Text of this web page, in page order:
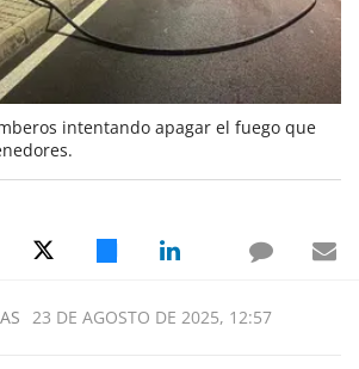
intentando apagar el fuego que
23 DE AGOSTO DE 2025, 12:57